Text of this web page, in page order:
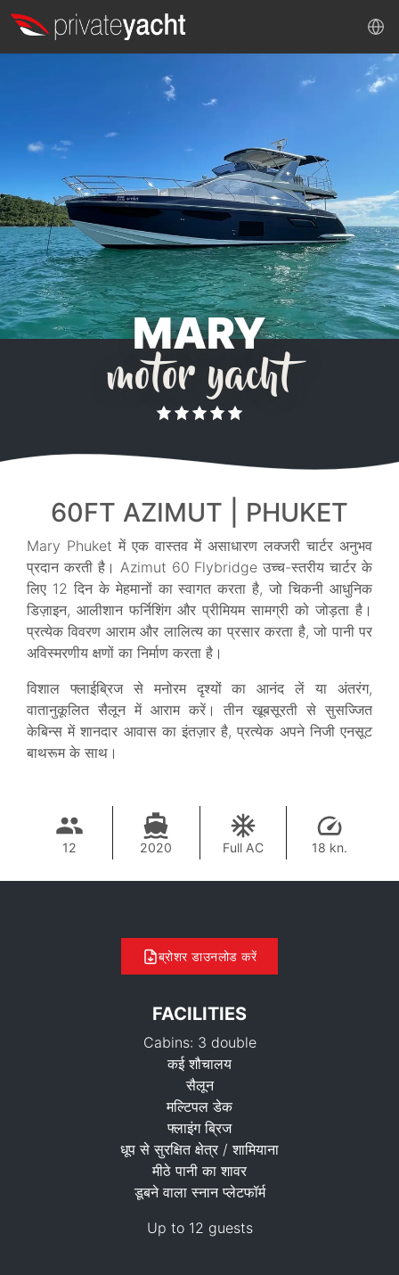
MARY
motor yacht
60FT AZIMUT | PHUKET
Mary Phuket में एक वास्तव में असाधारण लक्जरी चार्टर अनुभव
प्रदान करती है। Azimut 60 Flybridge उच्च-स्तरीय चार्टर के
लिए 12 दिन के मेहमानों का स्वागत करता है, जो चिकनी आधुनिक
डिज़ाइन, आलीशान फर्निशिंग और प्रीमियम सामग्री को जोड़ता है।
प्रत्येक विवरण आराम और लालित्य का प्रसार करता है, जो पानी पर
अविस्मरणीय क्षणों का निर्माण करता है।
विशाल फ्लाईब्रिज से मनोरम दृश्यों का आनंद लें या अंतरंग,
वातानुकूलित सैलून में आराम करें। तीन खूबसूरती से सुसज्जित
केबिन्स में शानदार आवास का इंतज़ार है, प्रत्येक अपने निजी एनसूट
बाथरूम के साथ।
12 2020 Full AC 18 kn.
ब्रोशर डाउनलोड करें
FACILITIES
Cabins: 3 double
कई शौचालय
सैलून
मल्टिपल डेक
फ्लाइंग ब्रिज
धूप से सुरक्षित क्षेत्र / शामियाना
मीठे पानी का शावर
डूबने वाला स्नान प्लेटफॉर्म
Up to 12 guests